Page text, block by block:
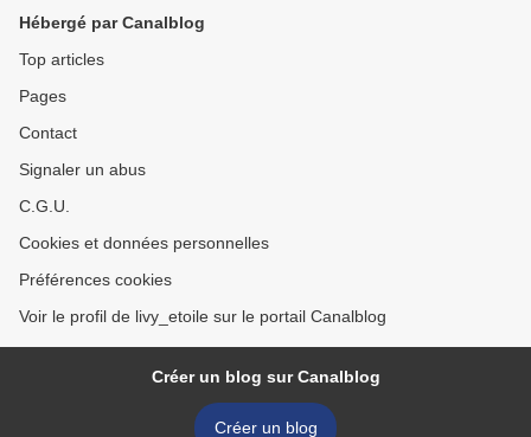
Hébergé par Canalblog
Top articles
Pages
Contact
Signaler un abus
C.G.U.
Cookies et données personnelles
Préférences cookies
Voir le profil de livy_etoile sur le portail Canalblog
Créer un blog sur Canalblog
Créer un blog